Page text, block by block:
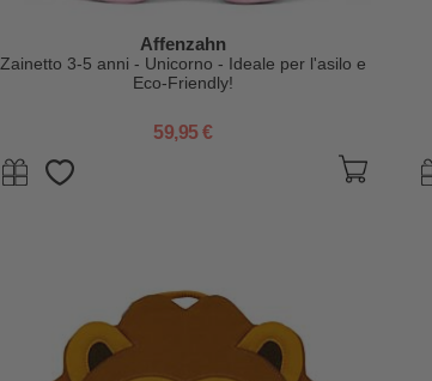
Affenzahn
Zainetto 3-5 anni - Unicorno - Ideale per l'asilo e
Eco-Friendly!
59,95 €